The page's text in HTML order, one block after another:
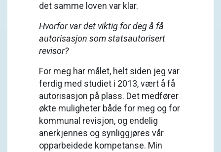
det samme loven var klar.
Hvorfor var det viktig for deg å få
autorisasjon som statsautorisert
revisor?
For meg har målet, helt siden jeg var
ferdig med studiet i 2013, vært å få
autorisasjon på plass. Det medfører
økte muligheter både for meg og for
kommunal revisjon, og endelig
anerkjennes og synliggjøres vår
opparbeidede kompetanse. Min